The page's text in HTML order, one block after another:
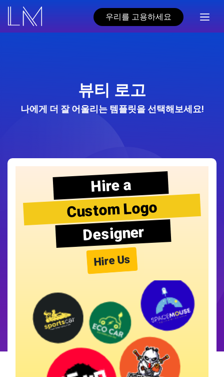
우리를 고용하세요
뷰티 로고
나에게 더 잘 어울리는 템플릿을 선택해보세요!
Hire a
Custom Logo
Designer
Hire Us